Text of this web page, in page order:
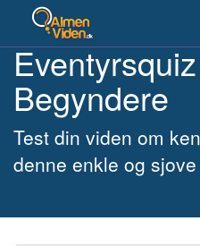
Begyndere
Test din viden om
denne enkle og